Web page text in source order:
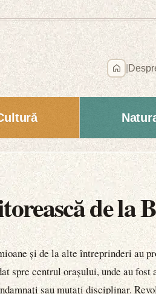
de la
și de la alte întreprinderi au
spre centrul orașului, unde au
sau mutați disciplinar.